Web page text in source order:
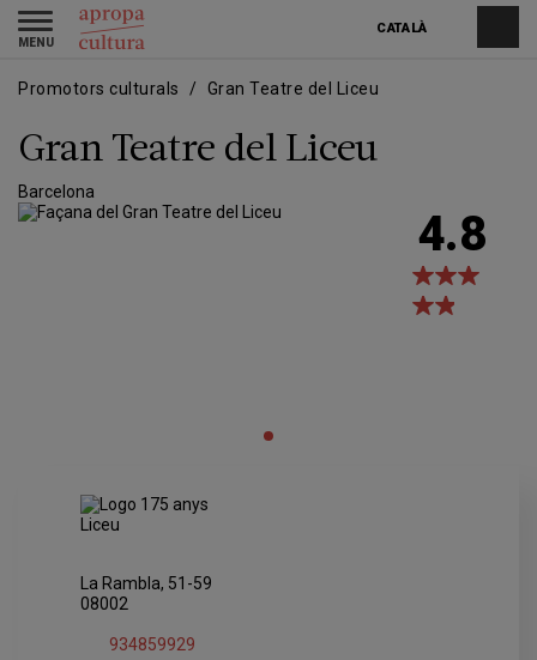
Vés
contingut
Skip
main
CATALÀ
Toggle
navigation
Promotors culturals Gran Teatre del Liceu
Gran Teatre del Liceu
Barcelona
4.8
La Rambla, 51-59
08002
934859929